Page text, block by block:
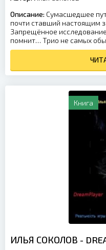
Описание: Сумасшедшее
почти ставший настоящим
Запрещённое
помнит… Трио не самых
Книга
ИЛЬЯ СОКОЛОВ -